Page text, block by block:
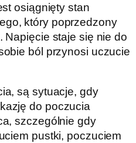
osiągnięty stan
który poprzedzony
Napięcie staje się nie do
ból przynosi uczucie
są sytuacje, gdy
do poczucia
szczególnie gdy
pustki, poczuciem